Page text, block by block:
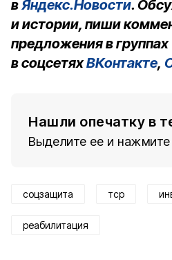
вЯндекс.Новости.
и истории, пиши
предложения в
в соцсетяхВКонтакте,
Нашли опечатку в
Выделите ее и нажмите
соцзащита тср
реабилитация